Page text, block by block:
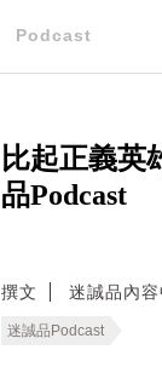
Podcast
比起正義英
品Podcast
撰文 迷誠品內
迷誠品Podcast